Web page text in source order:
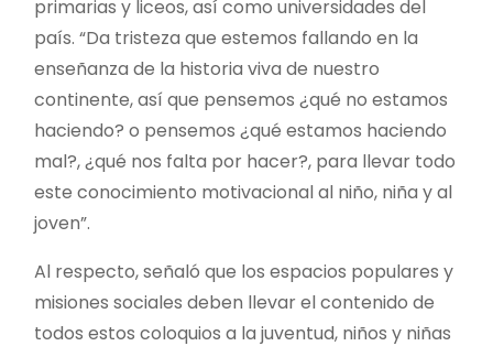
primarias y liceos, así como universidades del
país. “Da tristeza que estemos fallando en la
enseñanza de la historia viva de nuestro
continente, así que pensemos ¿qué no estamos
haciendo? o pensemos ¿qué estamos haciendo
mal?, ¿qué nos falta por hacer?, para llevar todo
este conocimiento motivacional al niño, niña y al
joven”.
Al respecto, señaló que los espacios populares y
misiones sociales deben llevar el contenido de
todos estos coloquios a la juventud, niños y niñas